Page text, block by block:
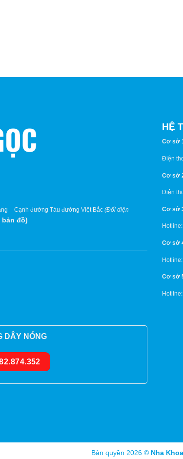
– Cạnh đường Tàu đường Việt Bắc (Đối diện
bản đồ)
DÂY NÓNG
HỆ
Cơ sở
Điện
Cơ sở
Điện
Cơ sở
Hotline:
Cơ sở
Hotline:
Cơ sở
Hotline:
Bản quyền 2026 © Nha